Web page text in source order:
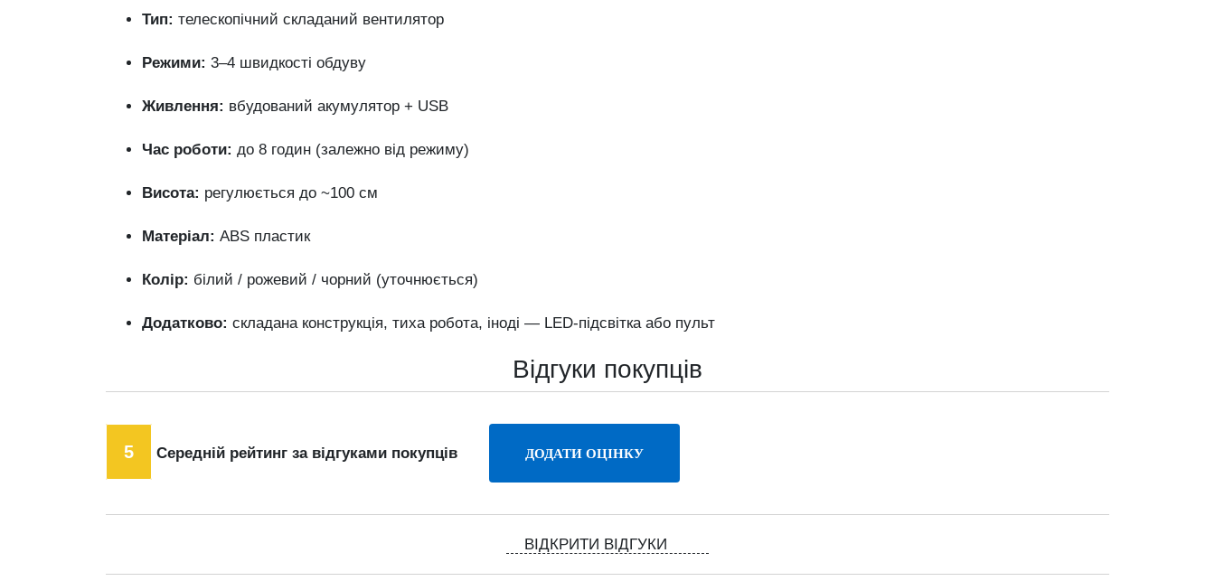
Тип: телескопічний складаний вентилятор
Режими: 3–4 швидкості обдуву
Живлення: вбудований акумулятор + USB
Час роботи: до 8 годин (залежно від режиму)
Висота: регулюється до ~100 см
Матеріал: ABS пластик
Колір: білий / рожевий / чорний (уточнюється)
Додатково: складана конструкція, тиха робота, іноді — LED-підсвітка або пульт
Відгуки покупців
5 Середній рейтинг за відгуками покупців
ВІДКРИТИ ВІДГУКИ